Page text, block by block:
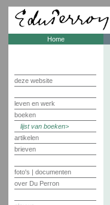
Home
deze website
leven en werk
boeken
lijst van boeken
artikelen
brieven
foto's | documenten
over Du Perron